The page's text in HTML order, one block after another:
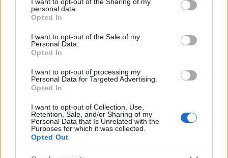
grant or deny consent to Google and its third-party tags to
use your data for below specified purposes in below Google
consent section.
personal data.
Opted In
I want to opt-out of the Sale of my
Personal Data.
Opted In
I want to opt-out of processing my
Personal Data for Targeted Advertising.
Opted In
I want to opt-out of Collection, Use,
Retention, Sale, and/or Sharing of my
Personal Data that Is Unrelated with the
Purposes for which it was collected.
Opted Out
Kelemen Katónak kiadott Vadász Frici, valamint Sas
és Vas, a két kétbalkezes magánkopó, valamint
Zolestyák, e két utóbbi dúsgazdag komornyikja is.
Végül a i-re maga Kelemen tápszergyáros teszi fel a
pontot, az egész díszes társaságot hazapenderítve
Budapestre. A gordiuszi csomót végül a szerelem
vágja ketté…
Az előadásra felnőtt nézők 20 lejért, diákok és
nyugdíjasok 15 lejért válthatnak belépőket. A
színház ez alkalommal is meghirdeti csoportos
kedvezményét: mivel az előadással a 2014-es